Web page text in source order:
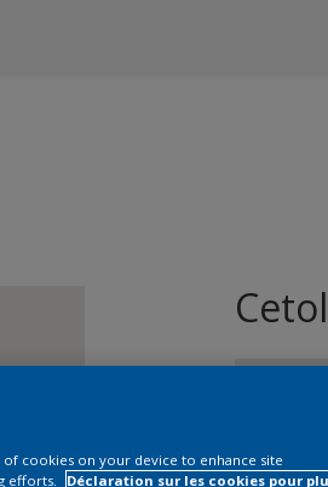
of cookies on your device to enhance site
efforts.
Déclaration sur les cookies pour